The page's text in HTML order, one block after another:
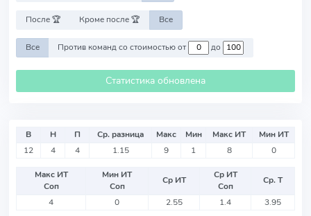
После 🏆 Кроме после 🏆 Все
Все Против команд со стоимостью от до
Статистика обновлена
В Н П Ср. разница Макс Мин Макс ИТ
Мин ИТ
12
4 4 1.15 9 1 8 0
Макс ИТ
Соп
Мин ИТ
Соп
Ср ИТ
Ср ИТ
Соп
Ср. Т
4
0 2.55 1.4 3.95